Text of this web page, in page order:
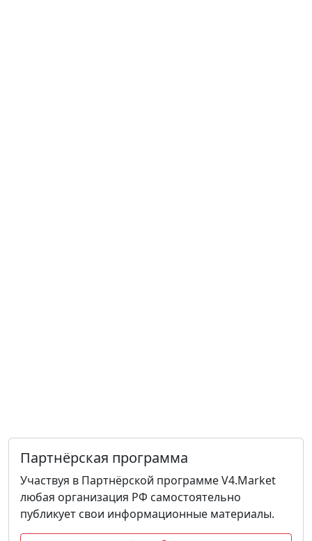
Партнёрская программа
Участвуя в Партнёрской программе V4.Market
любая организация РФ самостоятельно
публикует свои информационные материалы.